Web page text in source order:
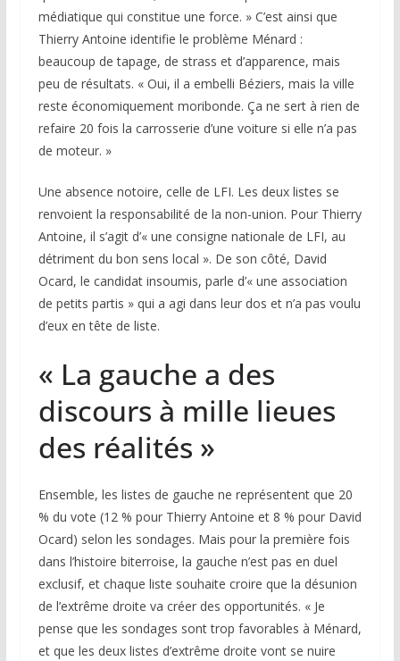
médiatique qui constitue une force. » C’est ainsi que
Thierry Antoine identifie le problème Ménard :
beaucoup de tapage, de strass et d’apparence, mais
peu de résultats. « Oui, il a embelli Béziers, mais la ville
reste économiquement moribonde. Ça ne sert à rien de
refaire 20 fois la carrosserie d’une voiture si elle n’a pas
de moteur. »
Une absence notoire, celle de LFI. Les deux listes se
renvoient la responsabilité de la non-union. Pour Thierry
Antoine, il s’agit d’« une consigne nationale de LFI, au
détriment du bon sens local ». De son côté, David
Ocard, le candidat insoumis, parle d’« une association
de petits partis » qui a agi dans leur dos et n’a pas voulu
d’eux en tête de liste.
« La gauche a des
discours à mille lieues
des réalités »
Ensemble, les listes de gauche ne représentent que 20
% du vote (12 % pour Thierry Antoine et 8 % pour David
Ocard) selon les sondages. Mais pour la première fois
dans l’histoire biterroise, la gauche n’est pas en duel
exclusif, et chaque liste souhaite croire que la désunion
de l’extrême droite va créer des opportunités. « Je
pense que les sondages sont trop favorables à Ménard,
et que les deux listes d’extrême droite vont se nuire